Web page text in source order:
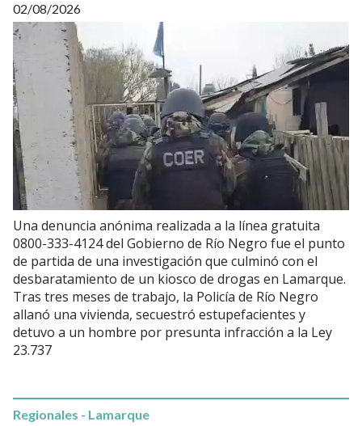
02/08/2026
Una denuncia anónima realizada a la línea gratuita
0800-333-4124 del Gobierno de Río Negro fue el punto
de partida de una investigación que culminó con el
desbaratamiento de un kiosco de drogas en Lamarque.
Tras tres meses de trabajo, la Policía de Río Negro
allanó una vivienda, secuestró estupefacientes y
detuvo a un hombre por presunta infracción a la Ley
23.737
Regionales - Lamarque